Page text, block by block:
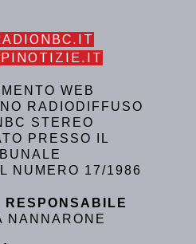
WEB
RADIODIFFUSO
STEREO
PRESSO IL
NUMERO 17/1986
RESPONSABILE
NANNARONE